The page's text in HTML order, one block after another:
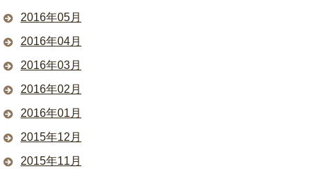
2016年05月
2016年04月
2016年03月
2016年02月
2016年01月
2015年12月
2015年11月